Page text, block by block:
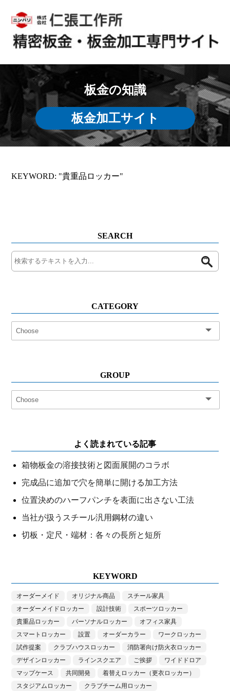
板金の知識
板金加工サイト
KEYWORD: "貴重品ロッカー"
SEARCH
CATEGORY
GROUP
よく読まれている記事
箱物板金の溶接技術と図面展開のコラボ
完成品に追加で穴を簡単に開ける加工方法
位置決めのハーフパンチを表面に出さない工法
当社が扱うスチール汎用鋼材の違い
切板・定尺・端材：各々の長所と短所
KEYWORD
オーダーメイド オリジナル商品
スチール家具
オーダーメイドロッカー
設計技術
スポーツロッカー
貴重品ロッカー
パーソナルロッカー
オフィス家具
スマートロッカー
設置 オーダーカラー
ワークロッカー
試作提案
クラブハウスロッカー
消防署向け防火衣ロッカー
デザインロッカー
ラインスクエア ご挨拶
ワイドドロア
マップケース
共同開発
着替えロッカー（更衣ロッカー）
スタジアムロッカー
クラブチーム用ロッカー